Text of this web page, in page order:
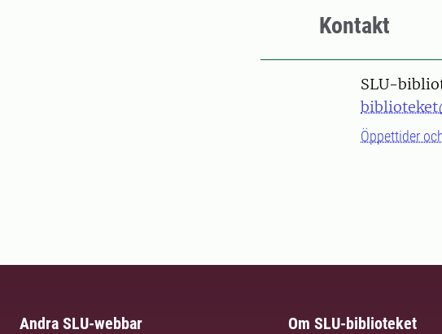
Kontakt
SLU-
Öppettider
Andra SLU-webbar Om SLU-biblioteket